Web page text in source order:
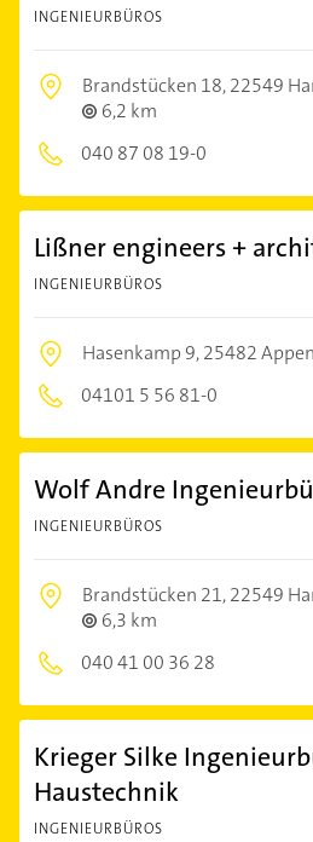
INGENIEURBÜROS
Brandstücken 18,22549
6,2 km
040 87 08 19-0
Lißner engineers +
INGENIEURBÜROS
Hasenkamp 9,25482 Appen
04101 5 56 81-0
Wolf Andre
INGENIEURBÜROS
Brandstücken 21,22549
6,3 km
040 41 00 36 28
Krieger Silke
Haustechnik
INGENIEURBÜROS